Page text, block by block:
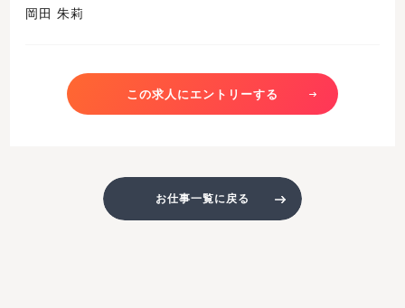
岡田 朱莉
この求人にエントリーする
お仕事一覧に戻る